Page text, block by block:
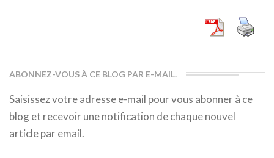
ABONNEZ-VOUS À CE BLOG PAR E-MAIL.
Saisissez votre adresse e-mail pour vous abonner à ce
blog et recevoir une notification de chaque nouvel
article par email.